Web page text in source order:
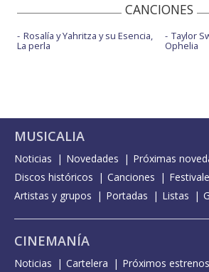
CANCIONES
Rosalía y Yahritza y su Esencia,
La perla
Taylor
Ophelia
MUSICALIA
Noticias Novedades
Próximas
Discos históricos
Canciones
Artistas y grupos
Portadas Listas
CINEMANÍA
Noticias Cartelera Próximos estrenos